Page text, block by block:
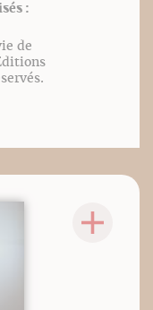
:
de